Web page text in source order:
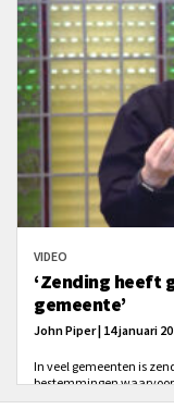
VIDEO
‘Zending heeft
gemeente’
John Piper | 14 januari
In veel gemeenten is
bestemmingen
echt beleefd. Hoe